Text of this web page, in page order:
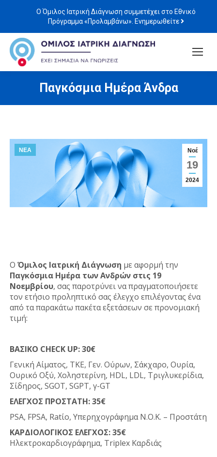
Ο Όμιλος Ιατρική Διάγνωση συμμετέχει στο Εθνικό
Πρόγραμμα «Προλαμβάνω». Ενημερωθείτε
Παγκόσμια Ημέρα Άνδρα
Νοέ
19
2024
ΝΕΑ
O Όμιλος Ιατρική Διάγνωση με αφορμή την
Παγκόσμια Ημέρα των Ανδρών στις 19
Νοεμβρίου, σας παροτρύνει να πραγματοποιήσετε
τον ετήσιο προληπτικό σας έλεγχο επιλέγοντας ένα
από τα παρακάτω πακέτα εξετάσεων σε προνομιακή
τιμή:
ΒΑΣΙΚΟ CHECK UP: 30€
Γενική Αίματος, ΤΚΕ, Γεν. Ούρων, Σάκχαρο, Ουρία,
Ουρικό Οξύ, Χοληστερίνη, HDL, LDL, Τριγλυκερίδια,
Σίδηρος, SGOT, SGPT, γ-GT
ΕΛΕΓΧΟΣ ΠΡΟΣΤΑΤΗ: 35€
PSA, FPSA, Ratίo, Υπερηχογράφημα Ν.Ο.Κ. – Προστάτη
ΚΑΡΔΙΟΛΟΓΙΚΟΣ ΕΛΕΓΧΟΣ: 35€
Ηλεκτροκαρδιογράφημα, Triplex Καρδιάς